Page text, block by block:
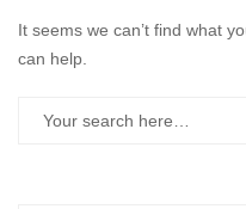
It seems we can’t find what
can help.